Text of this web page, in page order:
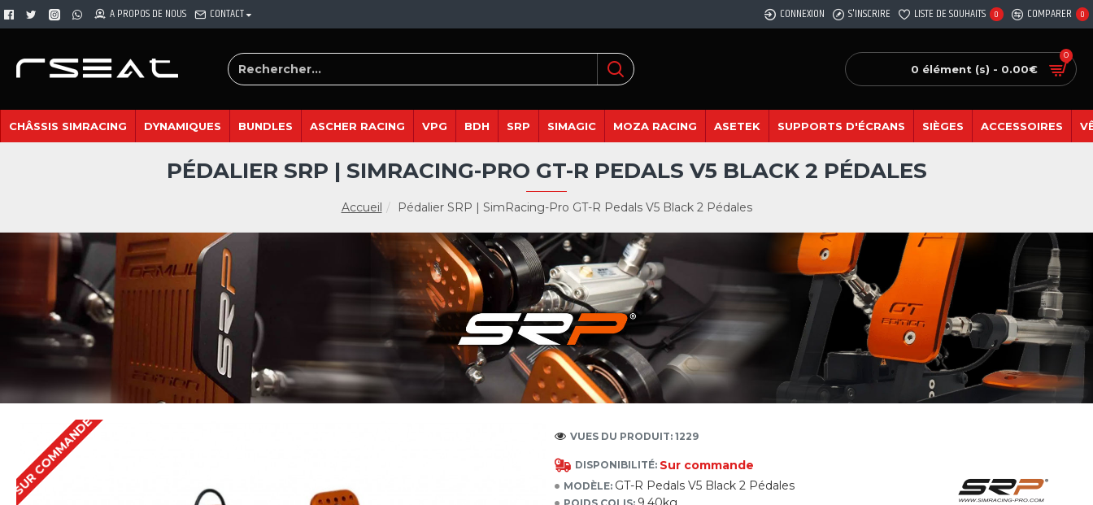
A PROPOS DE NOUS CONTACT CONNEXION S'INSCRIRE LISTE DE SOUHAITS 0 COMPARER 0
0 élément (s) - 0.00€
0
CHÂSSIS SIMRACING DYNAMIQUES BUNDLES ASCHER RACING VPG BDH SRP SIMAGIC MOZA RACING ASETEK SUPPORTS D'ÉCRANS SIÈGES ACCESSOIRES
Accueil Pédalier SRP | SimRacing-Pro GT-R Pedals V5 Black 2 Pédales
PÉDALIER SRP | SIMRACING-PRO GT-R PEDALS V5 BLACK 2 PÉDALES
SUR COMMANDE DISPONIBILITÉ: Sur commande
MODÈLE: GT-R Pedals V5 Black 2 Pédales
POIDS COLIS:
VUES DU PRODUIT: 1229